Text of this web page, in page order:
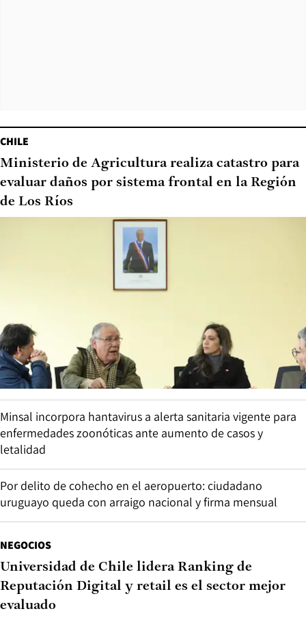
CHILE
Ministerio de Agricultura realiza catastro para
evaluar daños por sistema frontal en la Región
de Los Ríos
Minsal incorpora hantavirus a alerta sanitaria vigente para
enfermedades zoonóticas ante aumento de casos y
letalidad
Por delito de cohecho en el aeropuerto: ciudadano
uruguayo queda con arraigo nacional y firma mensual
NEGOCIOS
Universidad de Chile lidera Ranking de
Reputación Digital y retail es el sector mejor
evaluado